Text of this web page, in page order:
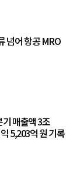
넘어 항공 MRO
매출액 3조
5,203억 원 기록